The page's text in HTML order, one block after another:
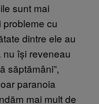
sunt mai
cu
dintre ele au
își reveneau
săptămâni”,
paranoia
mai mult de